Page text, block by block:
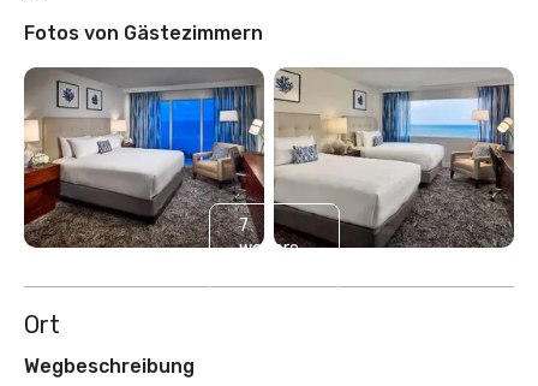
Fotos von Gästezimmern
7
weitere
Ort
Wegbeschreibung